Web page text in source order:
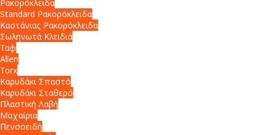
Ρακορόκλειδα
Standard Ρακορόκλειδα
Καστάνιας Ρακορόκλειδα
Σωληνωτά Κλειδιά
Ταφ
Allen
Torx
Καρυδάκι Σπαστό
Καρυδάκι Σταθερό
Πλαστική Λαβή
Μαχαίρια
Πενσοειδή